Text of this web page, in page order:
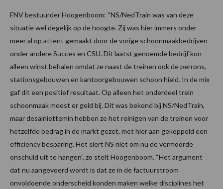
FNV bestuurder Hoogenboom: “NS/NedTrain was van deze
situatie wel degelijk op de hoogte. Zij was hier immers onder
meer al op attent gemaakt door de vorige schoonmaakbedrijven
onder andere Succes en CSU. Dit laatst genoemde bedrijf kon
alleen winst behalen omdat ze naast de treinen ook de perrons,
stationsgebouwen en kantoorgebouwen schoon hield. In de mix
gaf dit een positief resultaat. Op alleen het onderdeel trein
schoonmaak moest er geld bij. Dit was bekend bij NS/NedTrain,
maar desalniettemin hebben ze het reinigen van de treinen voor
hetzelfde bedrag in de markt gezet, met hier aan gekoppeld een
efficiency besparing. Het siert NS niet om nu de vermoorde
onschuld uit te hangen”, zo stelt Hoogenboom. “Het argument
dat nu aangevoerd wordt is dat ze in de factuurstroom
onvoldoende onderscheid konden maken welke disciplines het